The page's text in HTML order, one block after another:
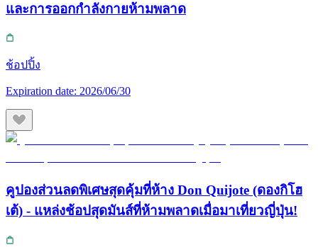
และการออกกำลังกายห้ามพลาด
ช้อปปิ้ง
Expiration date: 2026/06/30
คูปองส่วนลดพิเศษสุดคุ้มที่ห้าง Don Quijote (ดองกิโฮ
เต้) - แหล่งช้อปสุดมันส์ที่ห้ามพลาดเมื่อมาเที่ยวญี่ปุ่น!